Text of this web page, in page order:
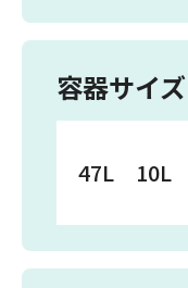
容器サイズ
47L 10L